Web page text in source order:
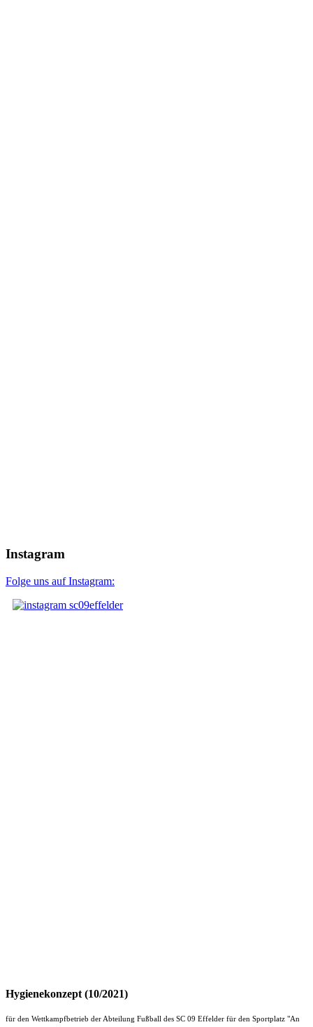
Instagram
Folge uns auf Instagram:
Hygienekonzept (10/2021)
für den Wettkampfbetrieb der Abteilung Fußball des SC 09 Effelder für den Sportplatz "An